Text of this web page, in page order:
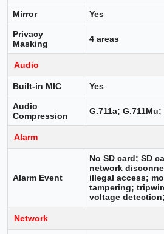
Mirror Yes
Privacy
Masking
4 areas
Audio
Built-in MIC Yes
Audio
Compression
G.711a;
Alarm
Alarm Event
No SD card; SD
network
illegal access;
tampering;
voltage
Network